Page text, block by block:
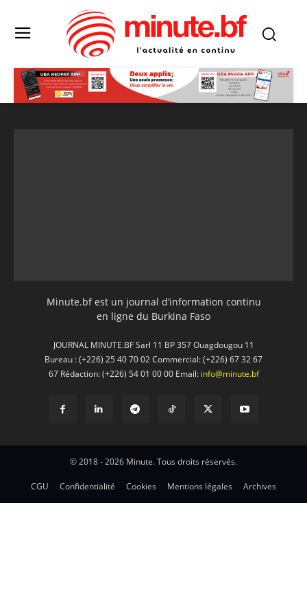
Minute.bf est un journal d’information continu
en ligne du Burkina Faso
JOURNAL MINUTE.BF Sarl 11 BP 357 Ouagdougou 11
Bureau : (+226) 25 40 70 02 Commercial: (+226) 67 32 67
67 Rédaction: (+226) 54 01 00 00 Email: info@minute.bf
© 2018 - 2026 Minute. Tous droits réservés.
CGU Confidentialité Cookies Mentions légales Archives